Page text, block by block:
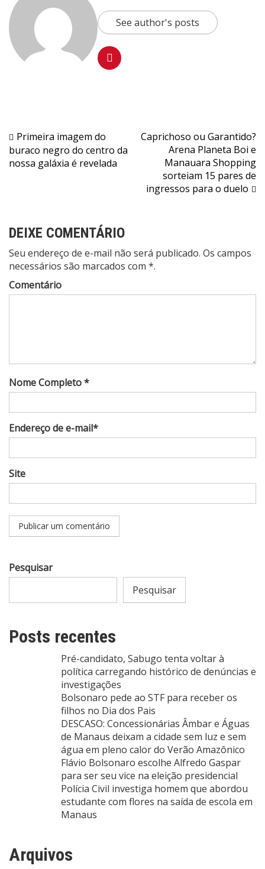
See author's posts
Navegação
de
Primeira imagem do
buraco negro do centro da
nossa galáxia é revelada
Caprichoso ou Garantido?
Arena Planeta Boi e
Manauara Shopping
sorteiam 15 pares de
ingressos para o duelo
DEIXE COMENTÁRIO
Seu endereço de e-mail não será publicado. Os campos
necessários são marcados com *.
Comentário
Nome Completo *
Endereço de e-mail*
Site
Pesquisar
Pesquisar
Posts recentes
Pré-candidato, Sabugo tenta voltar à
política carregando histórico de denúncias e
investigações
Bolsonaro pede ao STF para receber os
filhos no Dia dos Pais
DESCASO: Concessionárias Âmbar e Águas
de Manaus deixam a cidade sem luz e sem
água em pleno calor do Verão Amazônico
Flávio Bolsonaro escolhe Alfredo Gaspar
para ser seu vice na eleição presidencial
Polícia Civil investiga homem que abordou
estudante com flores na saída de escola em
Manaus
Arquivos